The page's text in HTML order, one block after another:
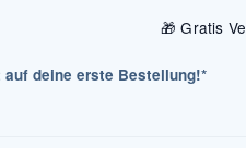
🎁 Gratis
auf deine erste Bestellung!*